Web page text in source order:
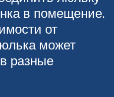
в помещение.
от
может
разные